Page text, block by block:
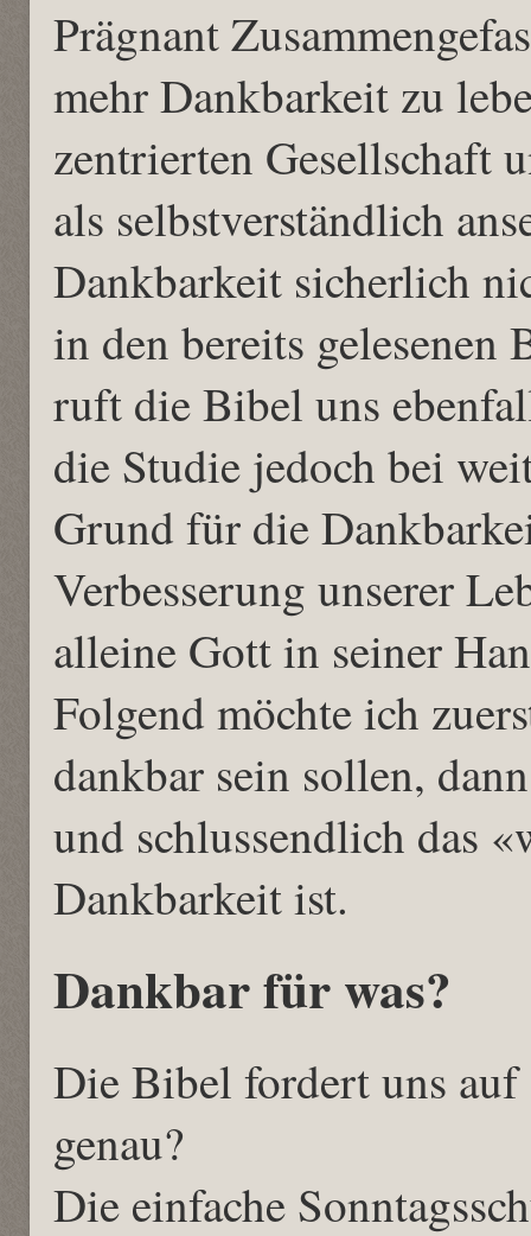
Prägnant
mehr Dankbarkeit zu
zentrierten Gesellschaft
als selbstverständlich
Dankbarkeit sicherlich
in den bereits gelesenen
ruft die Bibel uns
die Studie jedoch bei
Grund für die
Verbesserung unserer
alleine Gott in seiner
Folgend möchte ich
dankbar sein sollen,
und schlussendlich das
Dankbarkeit ist.
Dankbar für was?
Die Bibel fordert uns
genau?
Die einfache